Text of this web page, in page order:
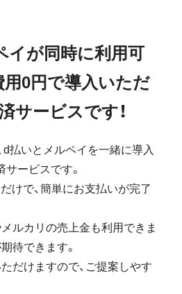
イが同時に利用可
用0円で導入いただ
サービスです！
、d払いとメルペイを一緒に導入
ービスです。
けで、簡単にお支払いが完了
ルカリの売上金も利用できま
待できます。
だけますので、ご提案しやす